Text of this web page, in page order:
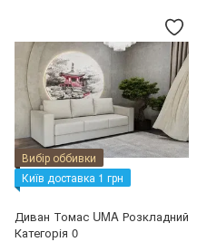
Вибір оббивки
Київ доставка 1 грн
Диван Томас UMA Розкладний
Категорія 0